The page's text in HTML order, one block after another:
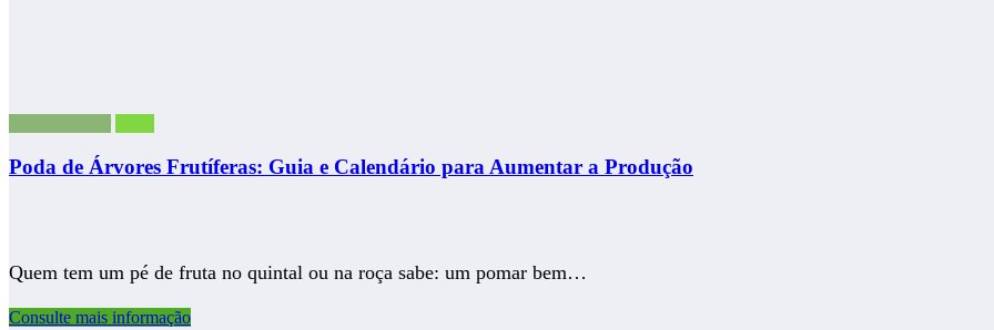
Poda de Árvores Frutíferas: Guia e Calendário para Aumentar a Produção
Quem tem um pé de fruta no quintal ou na roça sabe: um pomar bem…
Consulte mais informação